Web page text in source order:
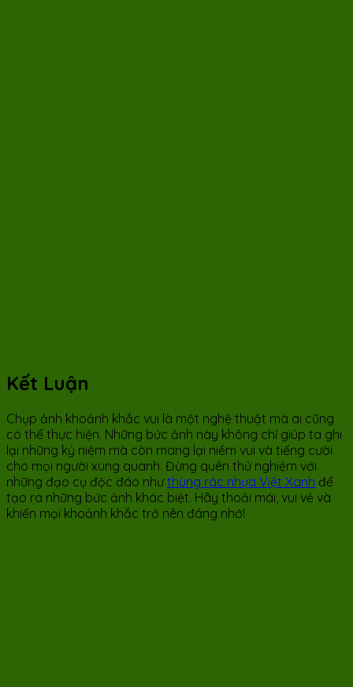
Kết Luận
Chụp ảnh khoảnh khắc vui là một nghệ thuật mà ai cũng
có thể thực hiện. Những bức ảnh này không chỉ giúp ta ghi
lại những kỷ niệm mà còn mang lại niềm vui và tiếng cười
cho mọi người xung quanh. Đừng quên thử nghiệm với
những đạo cụ độc đáo nhưthùng rác nhựa Việt Xanh để
tạo ra những bức ảnh khác biệt. Hãy thoải mái, vui vẻ và
khiến mọi khoảnh khắc trở nên đáng nhớ!